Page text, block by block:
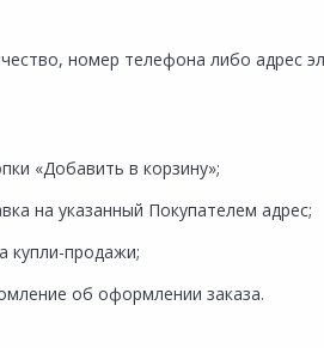
номер телефона либо адрес
«Добавить в корзину»;
на указанный Покупателем адрес;
купли-продажи;
об оформлении заказа.